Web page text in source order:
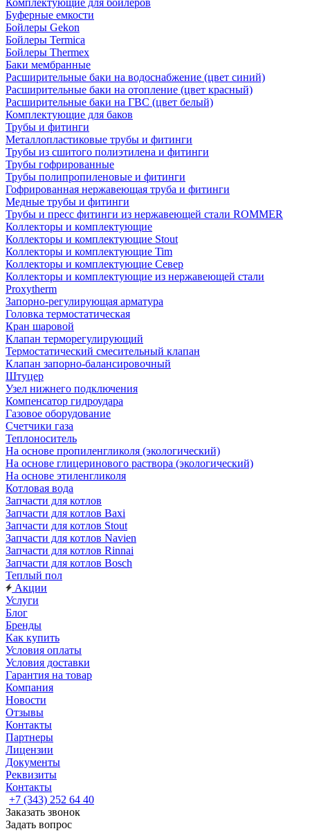
Комплектующие для бойлеров
Буферные емкости
Бойлеры Gekon
Бойлеры Termica
Бойлеры Thermex
Баки мембранные
Расширительные баки на водоснабжение (цвет синий)
Расширительные баки на отопление (цвет красный)
Расширительные баки на ГВС (цвет белый)
Комплектующие для баков
Трубы и фитинги
Металлопластиковые трубы и фитинги
Трубы из сшитого полиэтилена и фитинги
Трубы гофрированные
Трубы полипропиленовые и фитинги
Гофрированная нержавеющая труба и фитинги
Медные трубы и фитинги
Трубы и пресс фитинги из нержавеющей стали ROMMER
Коллекторы и комплектующие
Коллекторы и комплектующие Stout
Коллекторы и комплектующие Tim
Коллекторы и комплектующие Север
Коллекторы и комплектующие из нержавеющей стали
Proxytherm
Запорно-регулирующая арматура
Головка термостатическая
Кран шаровой
Клапан терморегулирующий
Термостатический смесительный клапан
Клапан запорно-балансировочный
Штуцер
Узел нижнего подключения
Компенсатор гидроудара
Газовое оборудование
Счетчики газа
Теплоноситель
На основе пропиленгликоля (экологический)
На основе глицеринового раствора (экологический)
На основе этиленгликоля
Котловая вода
Запчасти для котлов
Запчасти для котлов Baxi
Запчасти для котлов Stout
Запчасти для котлов Navien
Запчасти для котлов Rinnai
Запчасти для котлов Bosch
Теплый пол
Акции
Услуги
Блог
Бренды
Как купить
Условия оплаты
Условия доставки
Гарантия на товар
Компания
Новости
Отзывы
Контакты
Партнеры
Лицензии
Документы
Реквизиты
Контакты
+7 (343) 252 64 40
Заказать звонок
Задать вопрос